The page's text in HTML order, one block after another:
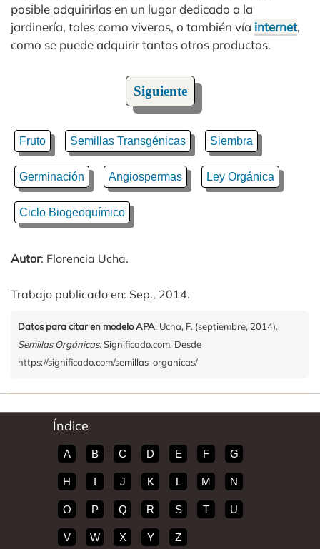
posible adquirirlas en un lugar dedicado a la
jardinería, tales como viveros, o también vía internet,
como se puede adquirir tantos otros productos.
Siguiente
Fruto Semillas Transgénicas Siembra
Germinación Angiospermas Ley Orgánica
Ciclo Biogeoquímico
Autor: Florencia Ucha.
Trabajo publicado en: Sep., 2014.
Datos para citar en modelo APA: Ucha, F. (septiembre, 2014).
Semillas Orgánicas. Significado.com. Desde
https://significado.com/semillas-organicas/
Índice
A B C D E F G
H I J K L M N
O P Q R S T U
V W X Y Z